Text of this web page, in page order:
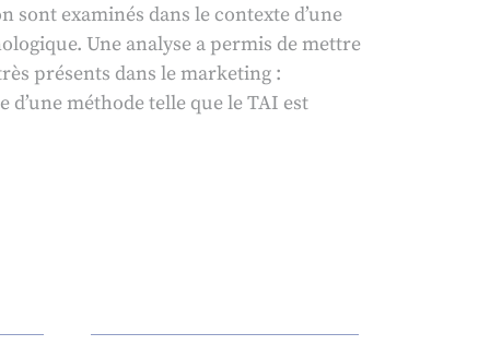
sont examinés dans le contexte d’une
Une analyse a permis de mettre
présents dans le marketing :
méthode telle que le TAI est